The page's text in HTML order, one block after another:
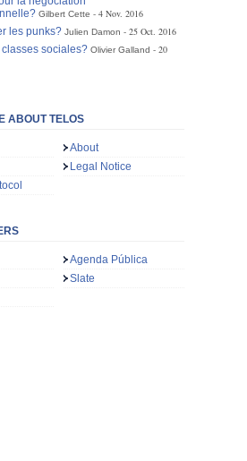
Gilbert Cette
4 Nov. 2016
les punks? Julien Damon
25 Oct. 2016
sociales? Olivier Galland
20
ABOUT TELOS
About
Legal Notice
Agenda Pública
Slate